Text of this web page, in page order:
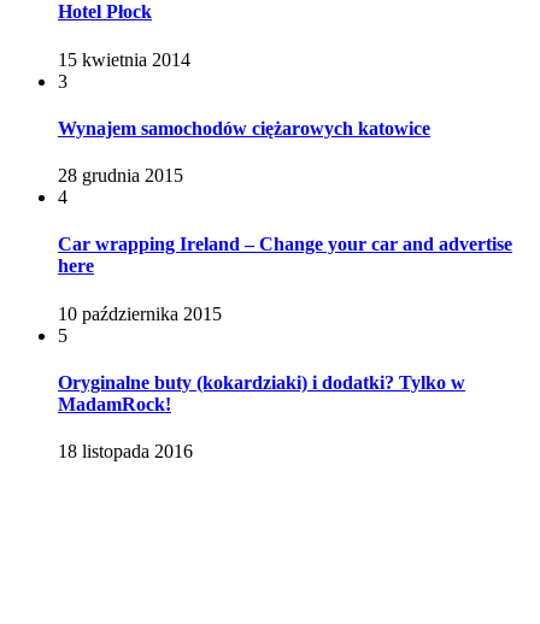
Hotel Płock
15 kwietnia 2014
3
Wynajem samochodów ciężarowych katowice
28 grudnia 2015
4
Car wrapping Ireland – Change your car and advertise
here
10 października 2015
5
Oryginalne buty (kokardziaki) i dodatki? Tylko w
MadamRock!
18 listopada 2016